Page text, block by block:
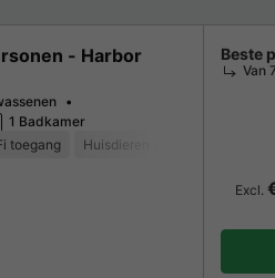
- Harbor
1 Badkamer
toegang Huisdieren toegestaan *
Beste
Van
Excl.